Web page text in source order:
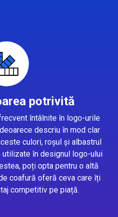
potrivită
întâlnite în logo-urile
descriu în mod clar
culori, roșul și albastrul
utilizate în designul logo-ului
poți opta pentru o altă
coafură oferă ceva care îți
competitiv pe piață.